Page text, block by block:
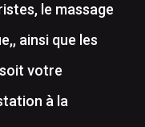
le massage
ainsi que les
votre
à la